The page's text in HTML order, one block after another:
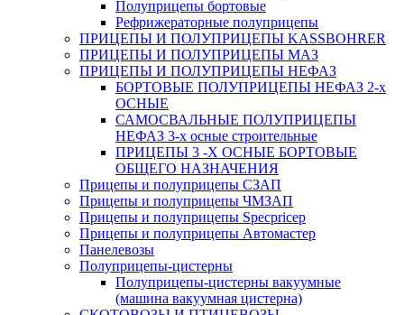
Полуприцепы бортовые
Рефрижераторные полуприцепы
ПРИЦЕПЫ И ПОЛУПРИЦЕПЫ KASSBOHRER
ПРИЦЕПЫ И ПОЛУПРИЦЕПЫ МАЗ
ПРИЦЕПЫ И ПОЛУПРИЦЕПЫ НЕФАЗ
БОРТОВЫЕ ПОЛУПРИЦЕПЫ НЕФАЗ 2-х
ОСНЫЕ
САМОСВАЛЬНЫЕ ПОЛУПРИЦЕПЫ
НЕФАЗ 3-х осные строительные
ПРИЦЕПЫ 3 -Х ОСНЫЕ БОРТОВЫЕ
ОБЩЕГО НАЗНАЧЕНИЯ
Прицепы и полуприцепы СЗАП
Прицепы и полуприцепы ЧМЗАП
Прицепы и полуприцепы Specpricep
Прицепы и полуприцепы Автомастер
Панелевозы
Полуприцепы-цистерны
Полуприцепы-цистерны вакуумные
(машина вакуумная цистерна)